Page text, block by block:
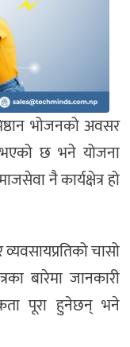
भोजनको अवसर
छ भने योजना
नै कार्यक्षेत्र हो
चासो
बारेमा जानकारी
पूरा हुनेछन् भने